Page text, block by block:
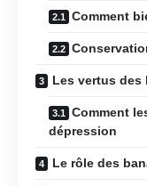
Comment
Les vertus des
Comment
dépression
Le rôle des